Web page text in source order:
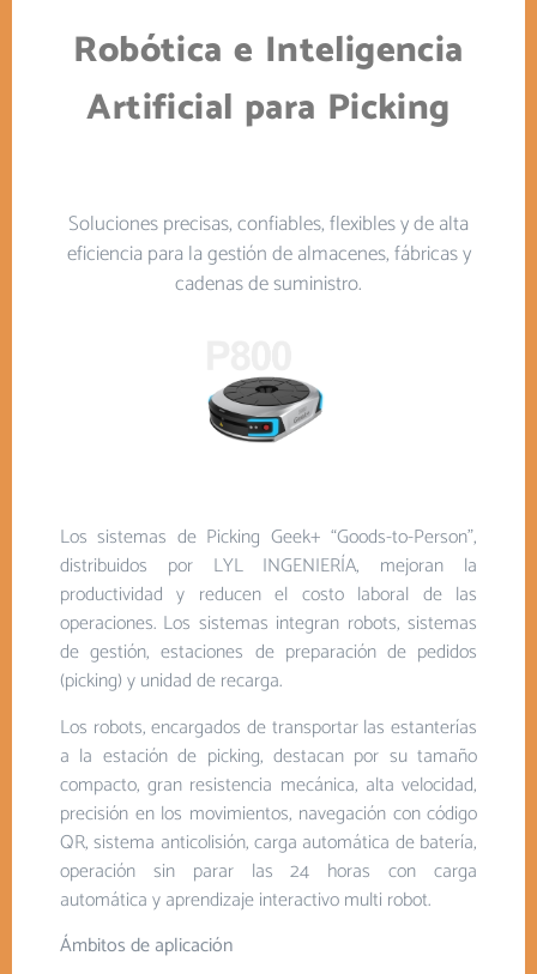
Robótica e Inteligencia
Artificial para Picking
Soluciones precisas, confiables, flexibles y de alta
eficiencia para la gestión de almacenes, fábricas y
cadenas de suministro.
Los sistemas de Picking Geek+ “Goods-to-Person”,
distribuidos por LYL INGENIERÍA, mejoran la
productividad y reducen el costo laboral de las
operaciones. Los sistemas integran robots, sistemas
de gestión, estaciones de preparación de pedidos
(picking) y unidad de recarga.
Los robots, encargados de transportar las estanterías
a la estación de picking, destacan por su tamaño
compacto, gran resistencia mecánica, alta velocidad,
precisión en los movimientos, navegación con código
QR, sistema anticolisión, carga automática de batería,
operación sin parar las 24 horas con carga
automática y aprendizaje interactivo multi robot.
Ámbitos de aplicación